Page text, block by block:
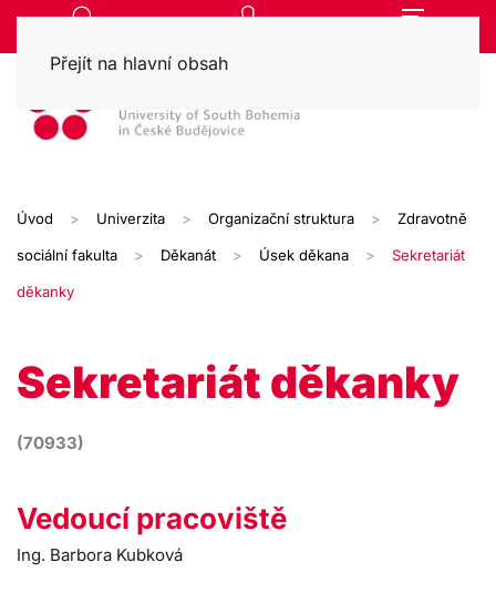
Přejít na hlavní obsah
Úvod Univerzita Organizační struktura Zdravotně
sociální fakulta Děkanát Úsek děkana Sekretariát
děkanky
Sekretariát děkanky
(70933)
Vedoucí pracoviště
Ing. Barbora Kubková